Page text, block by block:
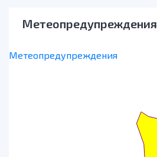
Метеопредупреждения
Метеопредупреждения